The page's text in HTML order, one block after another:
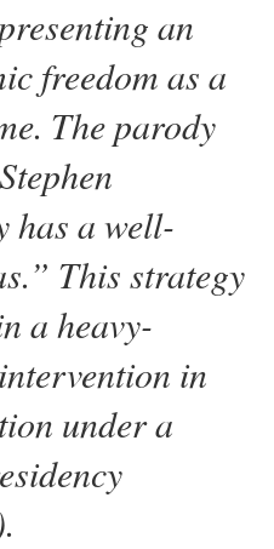
an
freedom as a
The parody
has a well-
This strategy
a heavy-
in
under a